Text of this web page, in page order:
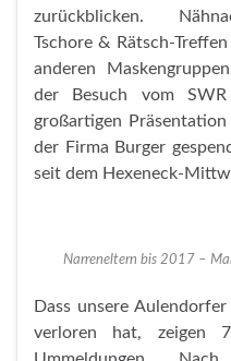
zurückblicken.
Tschore & Rätsch-
anderen
der Besuch vom
großartigen
der Firma Burger
seit dem Hexeneck-
Narreneltern bis 2017 –
Dass unsere
verloren hat, zeigen